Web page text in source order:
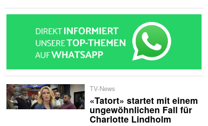
TV-News
«Tatort» startet mit einem
ungewöhnlichen Fall für
Charlotte Lindholm